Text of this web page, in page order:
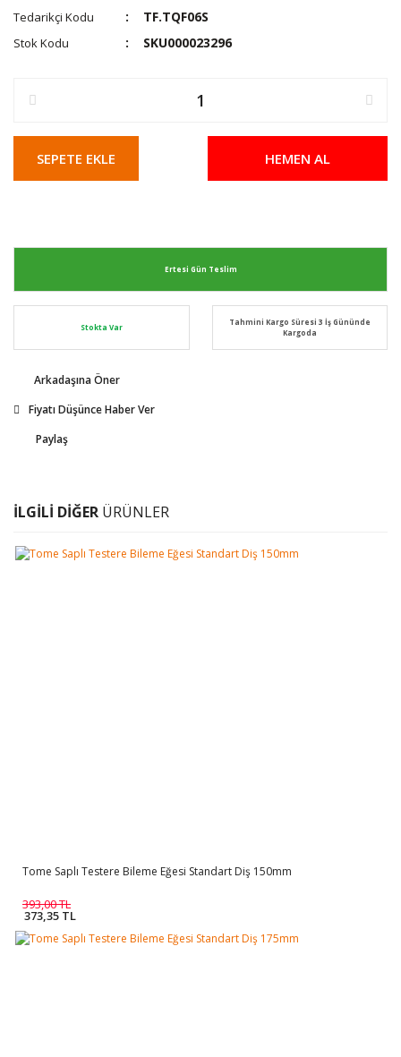
Tedarikçi Kodu TF.TQF06S
Stok Kodu SKU000023296
SEPETE EKLE HEMEN AL
Ertesi Gün Teslim
Stokta Var
Tahmini Kargo Süresi 3 İş Gününde
Kargoda
Arkadaşına Öner
Fiyatı Düşünce Haber Ver
Paylaş
İLGİLİ DİĞER ÜRÜNLER
Tome Saplı Testere Bileme Eğesi Standart Diş 150mm
393,00 TL
373,35 TL